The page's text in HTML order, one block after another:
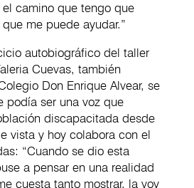
camino que tengo que
me puede ayudar.”
autobiográfico del taller
Cuevas, también
Don Enrique Alvear, se
podía ser una voz que
discapacitada desde
vista y hoy colabora con el
“Cuando se dio esta
a pensar en una realidad
cuesta tanto mostrar, la voy